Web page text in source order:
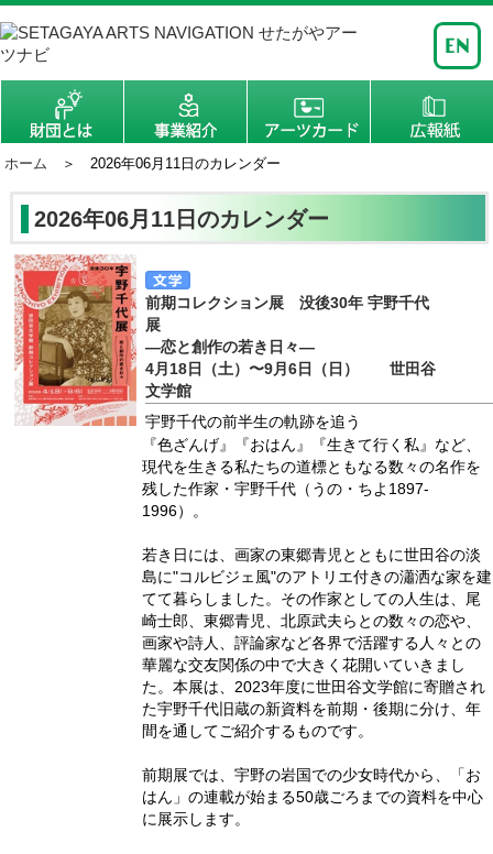
ホーム ＞ 2026年06月11日のカレンダー
2026年06月11日のカレンダー
前期コレクション展 没後30年 宇野千代
展
―恋と創作の若き日々―
4月18日（土）〜9月6日（日） 世田谷
文学館
宇野千代の前半生の軌跡を追う
『色ざんげ』『おはん』『生きて行く私』など、
現代を生きる私たちの道標ともなる数々の名作を
残した作家・宇野千代（うの・ちよ1897-
1996）。
若き日には、画家の東郷青児とともに世田谷の淡
島に"コルビジェ風"のアトリエ付きの瀟洒な家を建
てて暮らしました。その作家としての人生は、尾
崎士郎、東郷青児、北原武夫らとの数々の恋や、
画家や詩人、評論家など各界で活躍する人々との
華麗な交友関係の中で大きく花開いていきまし
た。本展は、2023年度に世田谷文学館に寄贈され
た宇野千代旧蔵の新資料を前期・後期に分け、年
間を通してご紹介するものです。
前期展では、宇野の岩国での少女時代から、「お
はん」の連載が始まる50歳ごろまでの資料を中心
に展示します。